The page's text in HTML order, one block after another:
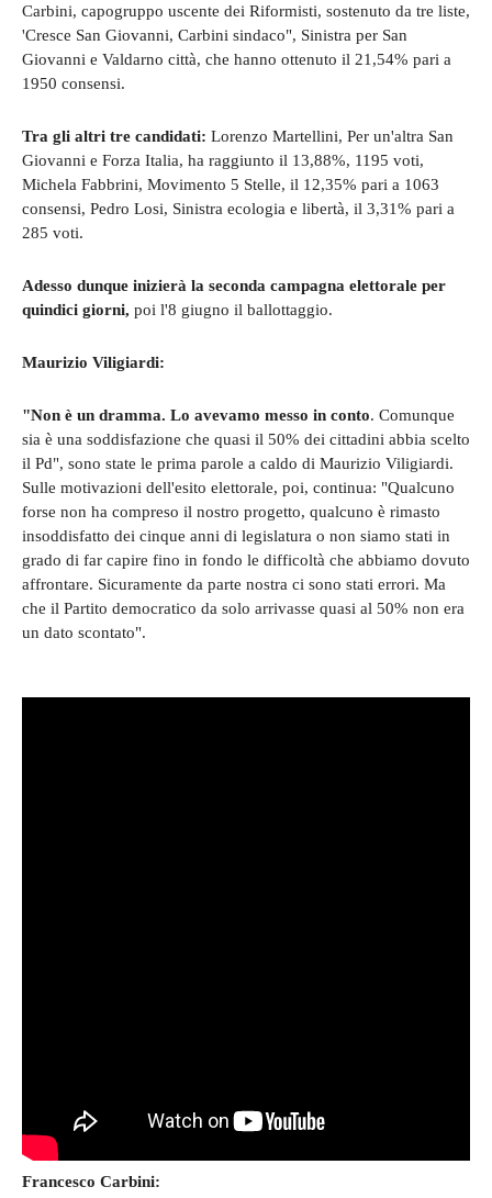
Carbini, capogruppo uscente dei Riformisti, sostenuto da tre liste,
'Cresce San Giovanni, Carbini sindaco", Sinistra per San
Giovanni e Valdarno città, che hanno ottenuto il 21,54% pari a
1950 consensi.
Tra gli altri tre candidati: Lorenzo Martellini, Per un'altra San
Giovanni e Forza Italia, ha raggiunto il 13,88%, 1195 voti,
Michela Fabbrini, Movimento 5 Stelle, il 12,35% pari a 1063
consensi, Pedro Losi, Sinistra ecologia e libertà, il 3,31% pari a
285 voti.
Adesso dunque inizierà la seconda campagna elettorale per
quindici giorni, poi l'8 giugno il ballottaggio.
Maurizio Viligiardi:
"Non è un dramma. Lo avevamo messo in conto. Comunque
sia è una soddisfazione che quasi il 50% dei cittadini abbia scelto
il Pd", sono state le prima parole a caldo di Maurizio Viligiardi.
Sulle motivazioni dell'esito elettorale, poi, continua: "Qualcuno
forse non ha compreso il nostro progetto, qualcuno è rimasto
insoddisfatto dei cinque anni di legislatura o non siamo stati in
grado di far capire fino in fondo le difficoltà che abbiamo dovuto
affrontare. Sicuramente da parte nostra ci sono stati errori. Ma
che il Partito democratico da solo arrivasse quasi al 50% non era
un dato scontato".
Francesco Carbini: